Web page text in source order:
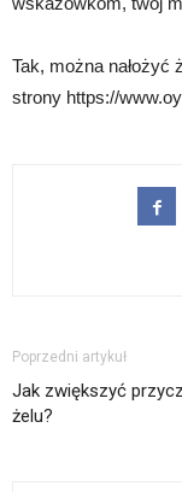
Tak, można nałożyć
strony https://
Poprzedni artykuł
Jak zwiększyć
żelu?